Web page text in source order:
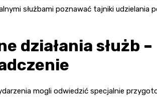
służbami poznawać tajniki udzielania
działania służb
mogli odwiedzić specjalnie